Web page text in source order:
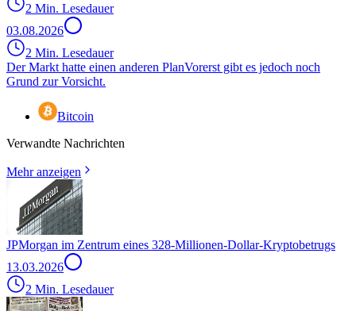
2 Min. Lesedauer
03.08.2026
2 Min. Lesedauer
Der Markt hatte einen anderen PlanVorerst gibt es jedoch noch
Grund zur Vorsicht.
Bitcoin
Verwandte Nachrichten
Mehr anzeigen
JPMorgan im Zentrum eines 328-Millionen-Dollar-Kryptobetrugs
13.03.2026
2 Min. Lesedauer